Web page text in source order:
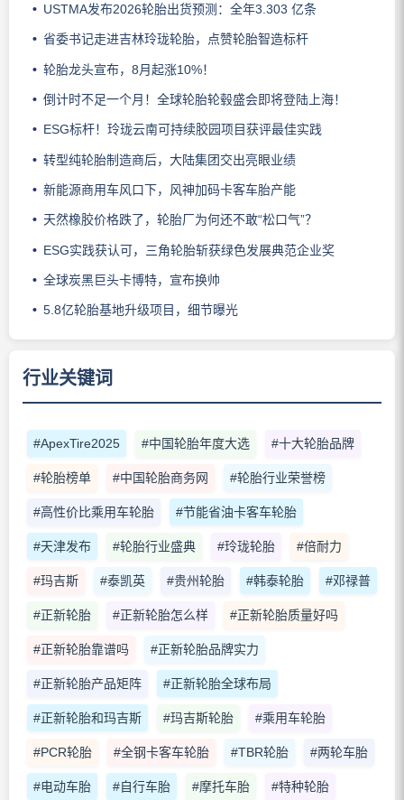
USTMA发布2026轮胎出货预测：全年3.303 亿条
省委书记走进吉林玲珑轮胎，点赞轮胎智造标杆
轮胎龙头宣布，8月起涨10%！
倒计时不足一个月！全球轮胎轮毂盛会即将登陆上海！
ESG标杆！玲珑云南可持续胶园项目获评最佳实践
转型纯轮胎制造商后，大陆集团交出亮眼业绩
新能源商用车风口下，风神加码卡客车胎产能
天然橡胶价格跌了，轮胎厂为何还不敢“松口气”？
ESG实践获认可，三角轮胎斩获绿色发展典范企业奖
全球炭黑巨头卡博特，宣布换帅
5.8亿轮胎基地升级项目，细节曝光
行业关键词
#ApexTire2025 #中国轮胎年度大选 #十大轮胎品牌
#轮胎榜单 #中国轮胎商务网 #轮胎行业荣誉榜
#高性价比乘用车轮胎 #节能省油卡客车轮胎
#天津发布 #轮胎行业盛典 #玲珑轮胎 #倍耐力
#玛吉斯 #泰凯英 #贵州轮胎 #韩泰轮胎 #邓禄普
#正新轮胎 #正新轮胎怎么样 #正新轮胎质量好吗
#正新轮胎靠谱吗 #正新轮胎品牌实力
#正新轮胎产品矩阵 #正新轮胎全球布局
#正新轮胎和玛吉斯 #玛吉斯轮胎 #乘用车轮胎
#PCR轮胎 #全钢卡客车轮胎 #TBR轮胎 #两轮车胎
#电动车胎 #自行车胎 #摩托车胎 #特种轮胎